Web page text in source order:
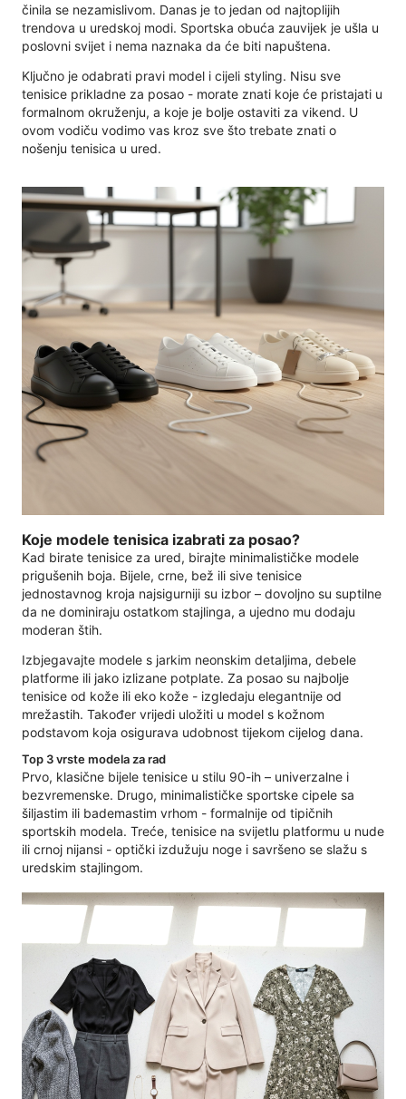
činila se nezamislivom. Danas je to jedan od najtoplijih
trendova u uredskoj modi. Sportska obuća zauvijek je ušla u
poslovni svijet i nema naznaka da će biti napuštena.
Ključno je odabrati pravi model i cijeli styling. Nisu sve
tenisice prikladne za posao - morate znati koje će pristajati u
formalnom okruženju, a koje je bolje ostaviti za vikend. U
ovom vodiču vodimo vas kroz sve što trebate znati o
nošenju tenisica u ured.
Koje modele tenisica izabrati za posao?
Kad birate tenisice za ured, birajte minimalističke modele
prigušenih boja. Bijele, crne, bež ili sive tenisice
jednostavnog kroja najsigurniji su izbor – dovoljno su suptilne
da ne dominiraju ostatkom stajlinga, a ujedno mu dodaju
moderan štih.
Izbjegavajte modele s jarkim neonskim detaljima, debele
platforme ili jako izlizane potplate. Za posao su najbolje
tenisice od kože ili eko kože - izgledaju elegantnije od
mrežastih. Također vrijedi uložiti u model s kožnom
podstavom koja osigurava udobnost tijekom cijelog dana.
Top 3 vrste modela za rad
Prvo, klasične bijele tenisice u stilu 90-ih – univerzalne i
bezvremenske. Drugo, minimalističke sportske cipele sa
šiljastim ili bademastim vrhom - formalnije od tipičnih
sportskih modela. Treće, tenisice na svijetlu platformu u nude
ili crnoj nijansi - optički izdužuju noge i savršeno se slažu s
uredskim stajlingom.